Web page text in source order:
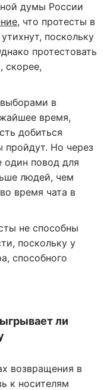
думы России
, что протесты в
поскольку
протестовать
скорее,
в
время,
добиться
пройдут. Но через
один повод для
людей, чем
время чата в
не способны
поскольку у
способного
ли
возвращения в
к носителям